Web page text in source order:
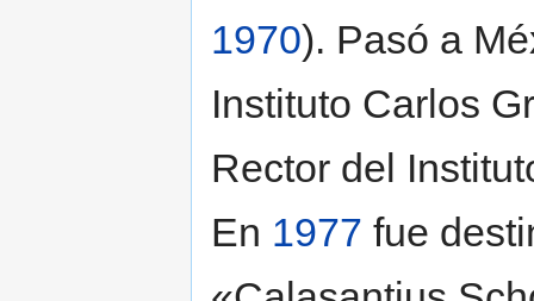
1970). Pasó a
Instituto Carlos
Rector del
En 1977 fue